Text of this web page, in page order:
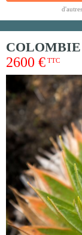
COLOMBIE
2600 € TTC